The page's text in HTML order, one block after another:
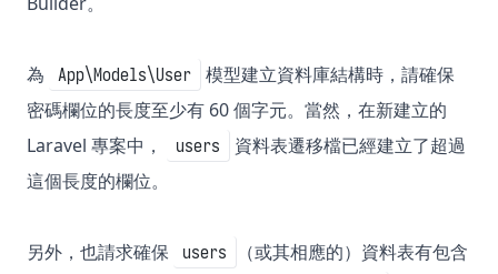
為 App\Models\User
模型建立資料庫結構時，請確保
密碼欄位的長度至少有 60 個字元。當然，在新建立的
Laravel 專案中，
users
資料表遷移檔已經建立了超過
這個長度的欄位。
另外，也請求確保 users
（或其相應的）資料表有包含